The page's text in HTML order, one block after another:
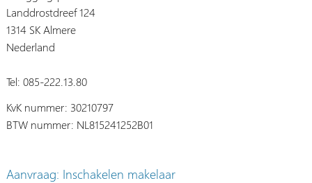
Landdrostdreef 124
1314 SK Almere
Nederland
Tel: 085-222.13.80
KvK nummer: 30210797
BTW nummer: NL815241252B01
Aanvraag: Inschakelen makelaar